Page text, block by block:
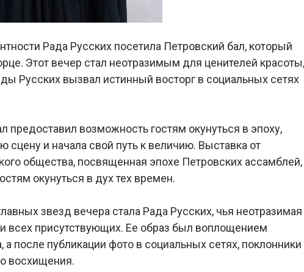
Рада Русских посетила Петровский бал, который
Этот вечер стал неотразимым для ценителей красоты,
Русских вызвал истинный восторг в социальных сетях
предоставил возможность гостям окунуться в эпоху,
сцену и начала свой путь к величию. Выставка от
общества, посвященная эпохе Петровских ассамблей,
окунуться в дух тех времен.
звезд вечера стала Рада Русских, чья неотразимая
всех присутствующих. Ее образ был воплощением
после публикации фото в социальных сетях, поклонники
восхищения.